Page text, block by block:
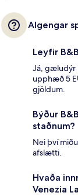
Algengar
Leyfir
Já, gæludýr
upphæð 5
gjöldum.
Býður
staðnum?
Nei því
afslætti.
Hvaða
Venezia